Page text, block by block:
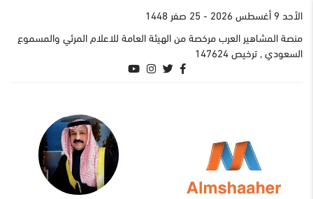
اﻷحد 9 أغسطس 2026
- 25 صفر 1448
منصة المشاهير العرب مرخصة من الهيئة العامة للاعلام المرئي والمسموع
السعودي , ترخيص 147624